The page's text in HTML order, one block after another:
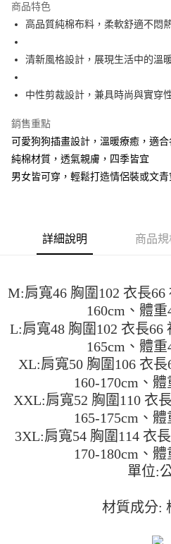
Apple Pay
街口支付
Google Pay
全盈+PAY
【大哥付你分期使用說明】
成交易。
法說明評估內容。
【繳款方式說明】
1.分期款項不併入電信帳單，「大哥付
醒簡訊。
2.透過簡訊連結打開帳單後，可選擇「超
帳／街口支付／iPASS MONEY」等通路
1.本服務係由「台灣大哥大股份有限公
用戶於交易時，得透過本服務購買商品
買賣價金債權讓與本公司後，依約使用本
2.基於同意付款使用「大哥付你分期」
資料（包含姓名、電話或地址）提供予
由本公司與您本人進行分期帳單所需資料
3.完整用戶服務條款，請詳閱以下連結：
AFTEE先享後付是「在收到商品之後才
便利好安心！
３．安心：先確認商品／服務後，再付款
【「AFTEE先享後付」結帳流程】
１．於結帳方式選擇「AFTEE先享後付
結帳頁面，進行簡訊認證並確認金額後，
２．訂單成立數日內，您將收到繳費通知
３．收到繳費通知簡訊後14天內，點擊
ATM／網路銀行／等多元方式進行付款，
※ 請注意：結帳手續完成當下不需立刻
購買商品的店家。未經商家同意取消之
後付繳納相關費用。
※ 交易是否成功請以「AFTEE先享後付
是否繳費成功／繳費後需取消欲退款等
客戶支援中心」https://
易，需依本服務之必要範圍內提供個人
ATM付款
全家取貨付款
每筆NT$45
每筆NT$45，滿NT$499(含以上)免
付款 後7-11取貨
每筆NT$45，滿NT$499(含以上)免
商品特色
高品質純棉布料，柔軟舒適不悶
清新風格設計，展現生活中的溫
中性剪裁設計，兼具時尚與實穿
銷售重點
可愛狗狗插畫設計，溫暖療癒，適合
純棉材質，透氣親膚，四季皆宜
男女皆可穿，輕鬆打造情侶裝或文
詳細說明 商品
M:肩寬46 胸圍102 衣長
160cm、體重
L:肩寬48 胸圍102 衣長66
165cm、體重
XL:肩寬50 胸圍106 衣
160-170cm、體
XXL:肩寬52 胸圍110 衣
165-175cm、體
3XL:肩寬54 胸圍114 衣
170-180cm、體
單位:
材質成分: